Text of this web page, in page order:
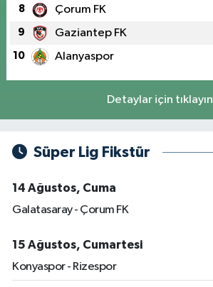
8 Çorum FK
9 Gaziantep FK
10 Alanyaspor
Detaylar için tıklayın
Süper Lig Fikstür
14 Ağustos, Cuma
Galatasaray - Çorum FK
15 Ağustos, Cumartesi
Konyaspor - Rizespor